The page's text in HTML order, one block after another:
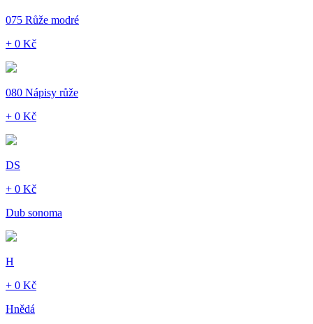
075 Růže modré
+ 0 Kč
080 Nápisy růže
+ 0 Kč
DS
+ 0 Kč
Dub sonoma
H
+ 0 Kč
Hnědá